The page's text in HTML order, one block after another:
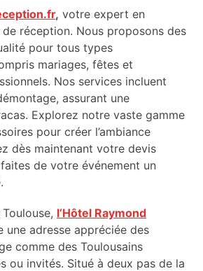
, votre expert en
réception. Nous proposons des
pour tous types
mariages, fêtes et
Nos services incluent
assurant une
Explorez notre vaste gamme
pour créer l’ambiance
dès maintenant votre devis
de votre événement un
l’Hôtel Raymond
une adresse appréciée des
comme des Toulousains
ou invités. Situé à deux pas de la